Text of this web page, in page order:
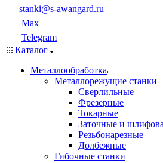
stanki@s-awangard.ru
Max
Telegram
Каталог
Металлообработка
Металлорежущие станки
Сверлильные
Фрезерные
Токарные
Заточные и
Резьбонарезные
Долбежные
Гибочные станки